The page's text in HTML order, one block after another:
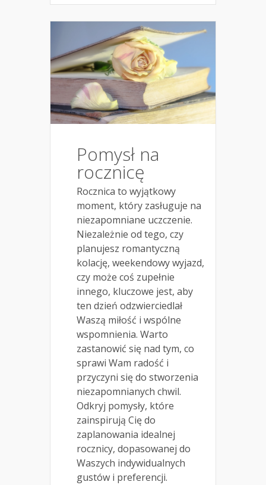
Pomysł na
rocznicę
Rocznica to wyjątkowy
moment, który zasługuje na
niezapomniane uczczenie.
Niezależnie od tego, czy
planujesz romantyczną
kolację, weekendowy wyjazd,
czy może coś zupełnie
innego, kluczowe jest, aby
ten dzień odzwierciedlał
Waszą miłość i wspólne
wspomnienia. Warto
zastanowić się nad tym, co
sprawi Wam radość i
przyczyni się do stworzenia
niezapomnianych chwil.
Odkryj pomysły, które
zainspirują Cię do
zaplanowania idealnej
rocznicy, dopasowanej do
Waszych indywidualnych
gustów i preferencji.